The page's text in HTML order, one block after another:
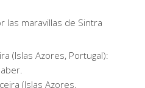
(Islas Azores, Portugal):